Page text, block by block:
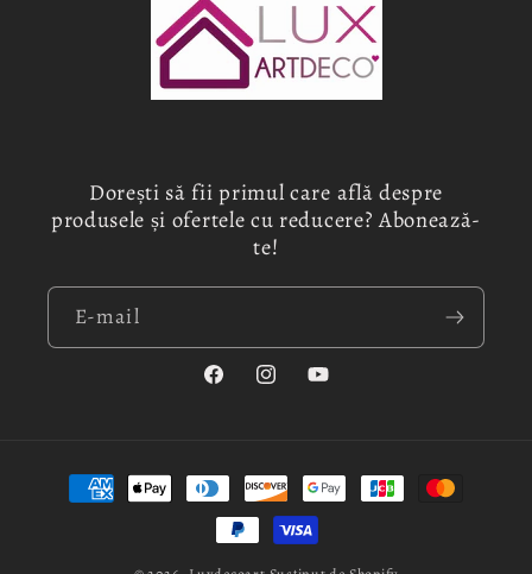
Dorești să fii primul care află despre
produsele și ofertele cu reducere? Abonează-
te!
E-mail
FacebookInstagramYouTube
Metode